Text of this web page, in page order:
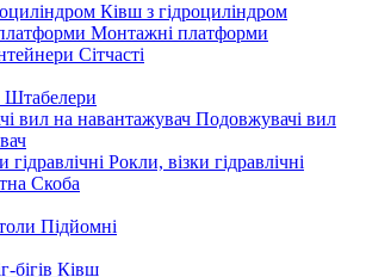
Ківш з гідроциліндром
Монтажні платформи
Сітчасті
Штабелери
Подовжувачі вил
Рокли, візки гідравлічні
Скоба
Підйомні
Ківш